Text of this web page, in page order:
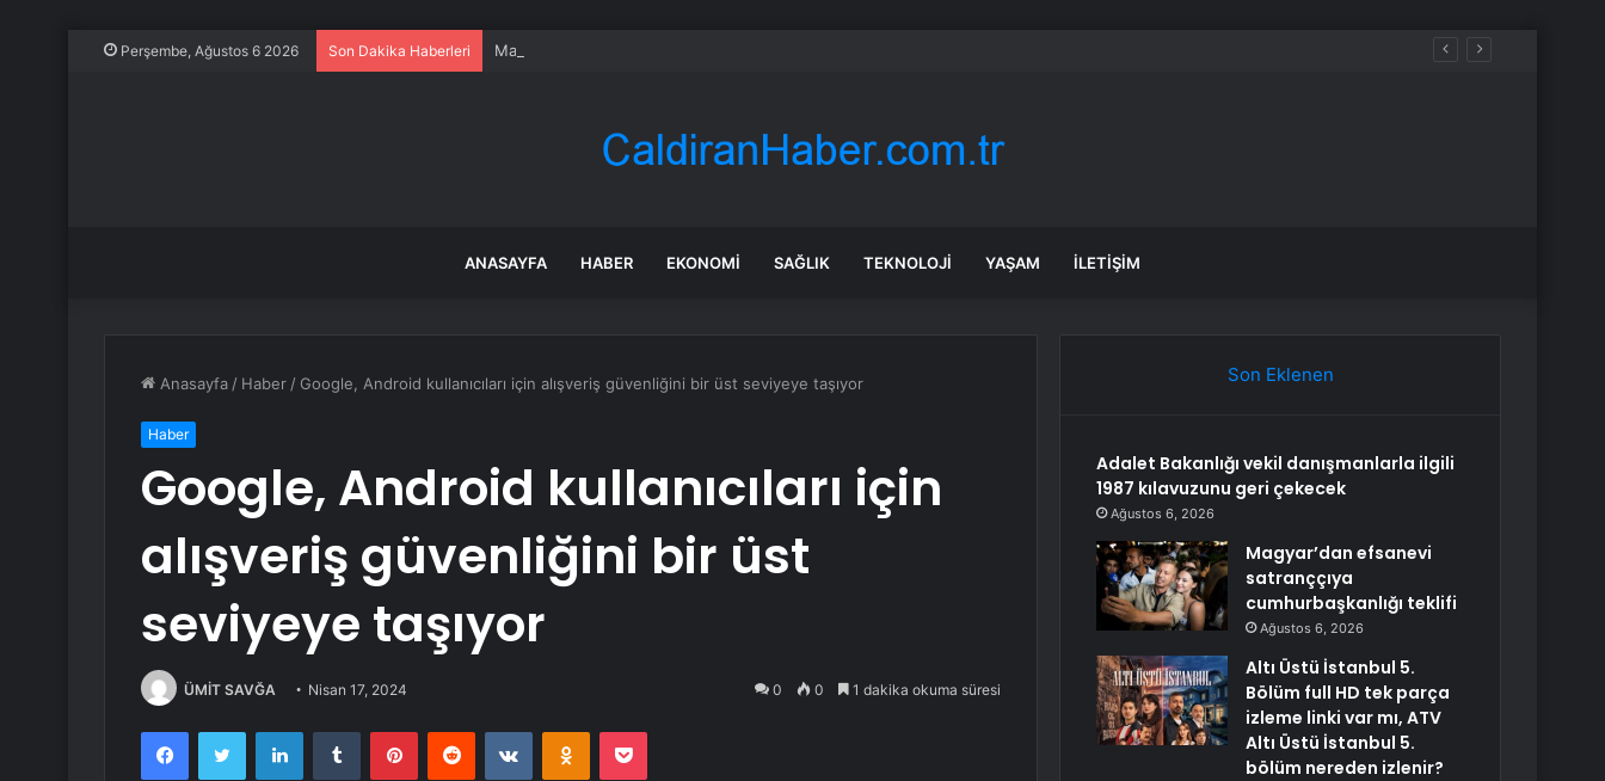
Perşembe, Ağustos 6 2026 Son Dakika Haberleri Magyar’dan efsanevi satranççıya cumhurbaşkanlığı teklifi
ANASAYFA HABER EKONOMI SAĞLIK TEKNOLOJI YAŞAM İLETIŞIM
Anasayfa / Haber / Google, Android kullanıcıları için alışveriş güvenliğini bir üst seviyeye taşıyor
Haber
Google, Android kullanıcıları için
alışveriş güvenliğini bir üst
seviyeye taşıyor
ÜMİT SAVĞA Nisan 17, 2024 0 0 1 dakika okuma süresi
FacebookTwitter LinkedInTumblr PinterestReddit VKontakteOdnoklassniki
Pocket
Son Eklenen
Adalet Bakanlığı vekil danışmanlarla ilgili
1987 kılavuzunu geri çekecek
Ağustos 6, 2026
Magyar’dan efsanevi
satranççıya
cumhurbaşkanlığı teklifi
Ağustos 6, 2026
Altı Üstü İstanbul 5.
Bölüm full HD tek parça
izleme linki var mı, ATV
Altı Üstü İstanbul 5.
bölüm nereden izlenir?